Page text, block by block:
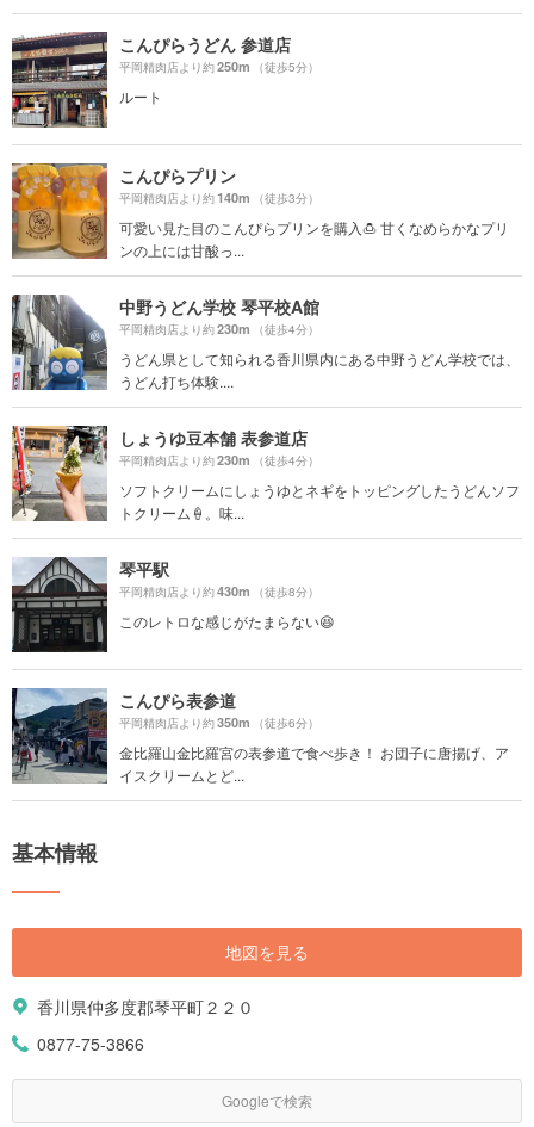
こんぴらうどん 参道店
平岡精肉店より約250m （徒歩5分）
ルート
こんぴらプリン
平岡精肉店より約140m （徒歩3分）
可愛い見た目のこんぴらプリンを購入🍮 甘くなめらかなプリ
ンの上には甘酸っ...
中野うどん学校 琴平校A館
平岡精肉店より約230m （徒歩4分）
うどん県として知られる香川県内にある中野うどん学校では、
うどん打ち体験....
しょうゆ豆本舗 表参道店
平岡精肉店より約230m （徒歩4分）
ソフトクリームにしょうゆとネギをトッピングしたうどんソフ
トクリーム🍦。味...
琴平駅
平岡精肉店より約430m （徒歩8分）
このレトロな感じがたまらない😆
こんぴら表参道
平岡精肉店より約350m （徒歩6分）
金比羅山金比羅宮の表参道で食べ歩き！ お団子に唐揚げ、ア
イスクリームとど...
基本情報
地図を見る
香川県仲多度郡琴平町２２０
0877-75-3866
Googleで検索